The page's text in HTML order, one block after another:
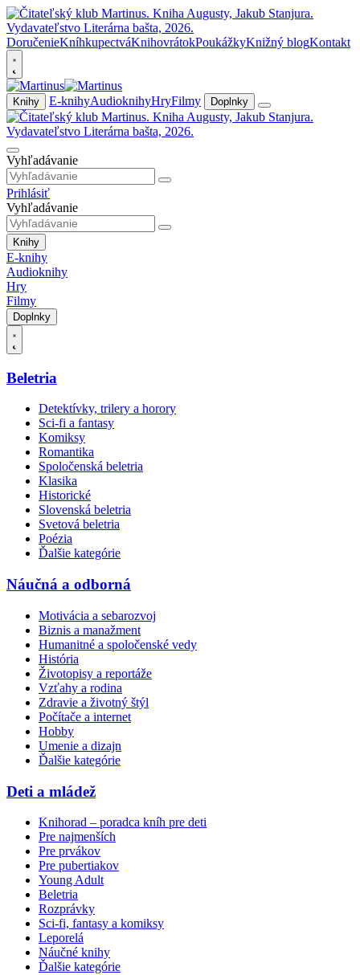
DoručenieKníhkupectváKnihovrátokPoukážkyKnižný blogKontakt
Knihy E-knihyAudioknihyHryFilmy Doplnky
Vyhľadávanie
Prihlásiť
Vyhľadávanie
Knihy
E-knihy
Audioknihy
Hry
Filmy
Doplnky
Beletria
Detektívky, trilery a horory
Sci-fi a fantasy
Komiksy
Romantika
Spoločenská beletria
Klasika
Historické
Slovenská beletria
Svetová beletria
Poézia
Ďalšie kategórie
Náučná a odborná
Motivácia a sebarozvoj
Biznis a manažment
Humanitné a spoločenské vedy
História
Životopisy a reportáže
Vzťahy a rodina
Zdravie a životný štýl
Počítače a internet
Hobby
Umenie a dizajn
Ďalšie kategórie
Deti a mládež
Knihorad – poradca kníh pre deti
Pre najmenších
Pre prvákov
Pre pubertiakov
Young Adult
Beletria
Rozprávky
Sci-fi, fantasy a komiksy
Leporelá
Náučné knihy
Ďalšie kategórie